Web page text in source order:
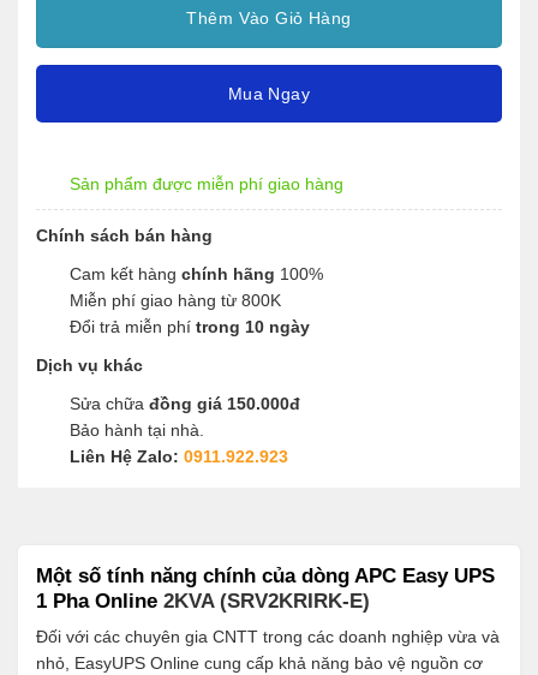
Thêm Vào Giỏ Hàng
Mua Ngay
Sản phẩm được miễn phí giao hàng
Chính sách bán hàng
Cam kết hàng chính hãng 100%
Miễn phí giao hàng từ 800K
Đổi trả miễn phí trong 10 ngày
Dịch vụ khác
Sửa chữa đồng giá 150.000đ
Bảo hành tại nhà.
Liên Hệ Zalo: 0911.922.923
Một số tính năng chính của dòng APC Easy UPS
1 Pha Online 2KVA (SRV2KRIRK-E)
Đối với các chuyên gia CNTT trong các doanh nghiệp vừa và
nhỏ, EasyUPS Online cung cấp khả năng bảo vệ nguồn cơ